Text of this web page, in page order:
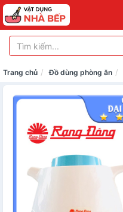
Trang chủ Đồ dùng phòng ăn